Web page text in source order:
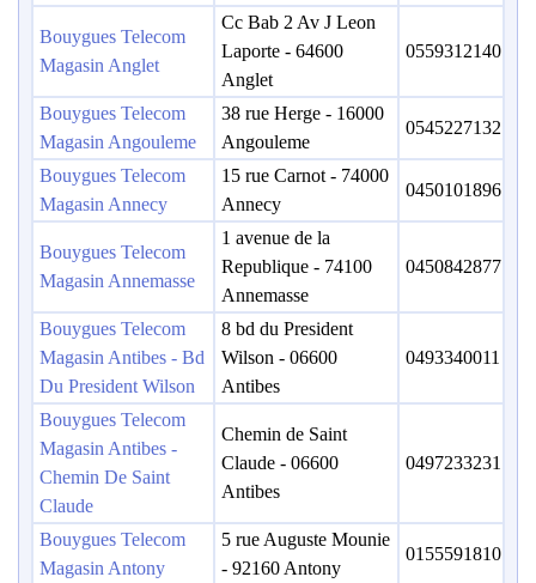
Bouygues Telecom
Magasin Anglet
Cc Bab 2 Av J Leon
Laporte - 64600
Anglet
0559312140
Bouygues Telecom
Magasin Angouleme
38 rue Herge - 16000
Angouleme
0545227132
Bouygues Telecom
Magasin Annecy
15 rue Carnot - 74000
Annecy
0450101896
Bouygues Telecom
Magasin Annemasse
1 avenue de la
Republique - 74100
Annemasse
0450842877
Bouygues Telecom
Magasin Antibes - Bd
Du President Wilson
8 bd du President
Wilson - 06600
Antibes
0493340011
Bouygues Telecom
Magasin Antibes -
Chemin De Saint
Claude
Chemin de Saint
Claude - 06600
Antibes
0497233231
Bouygues Telecom
Magasin Antony
5 rue Auguste Mounie
- 92160 Antony
0155591810